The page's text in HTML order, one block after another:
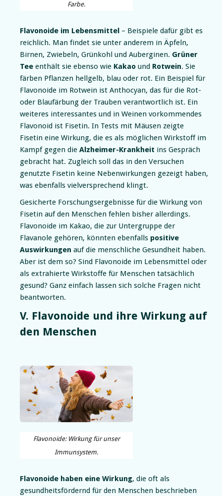
Farbe.
Flavonoide im Lebensmittel – Beispiele dafür gibt es
reichlich. Man findet sie unter anderem in Äpfeln,
Birnen, Zwiebeln, Grünkohl und Auberginen. Grüner
Tee enthält sie ebenso wie Kakao und Rotwein. Sie
färben Pflanzen hellgelb, blau oder rot. Ein Beispiel für
Flavonoide im Rotwein ist Anthocyan, das für die Rot-
oder Blaufärbung der Trauben verantwortlich ist. Ein
weiteres interessantes und in Weinen vorkommendes
Flavonoid ist Fisetin. In Tests mit Mäusen zeigte
Fisetin eine Wirkung, die es als möglichen Wirkstoff im
Kampf gegen die Alzheimer-Krankheit ins Gespräch
gebracht hat. Zugleich soll das in den Versuchen
genutzte Fisetin keine Nebenwirkungen gezeigt haben,
was ebenfalls vielversprechend klingt.
Gesicherte Forschungsergebnisse für die Wirkung von
Fisetin auf den Menschen fehlen bisher allerdings.
Flavonoide im Kakao, die zur Untergruppe der
Flavanole gehören, könnten ebenfalls positive
Auswirkungen auf die menschliche Gesundheit haben.
Aber ist dem so? Sind Flavonoide im Lebensmittel oder
als extrahierte Wirkstoffe für Menschen tatsächlich
gesund? Ganz einfach lassen sich solche Fragen nicht
beantworten.
V. Flavonoide und ihre Wirkung auf
den Menschen
Flavonoide: Wirkung für unser
Immunsystem.
Flavonoide haben eine Wirkung, die oft als
gesundheitsfördernd für den Menschen beschrieben